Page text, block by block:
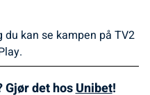
du kan se kampen på TV2
Gjør det hosUnibet!